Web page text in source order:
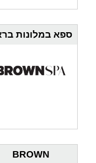
ספא במלונות
BROWN